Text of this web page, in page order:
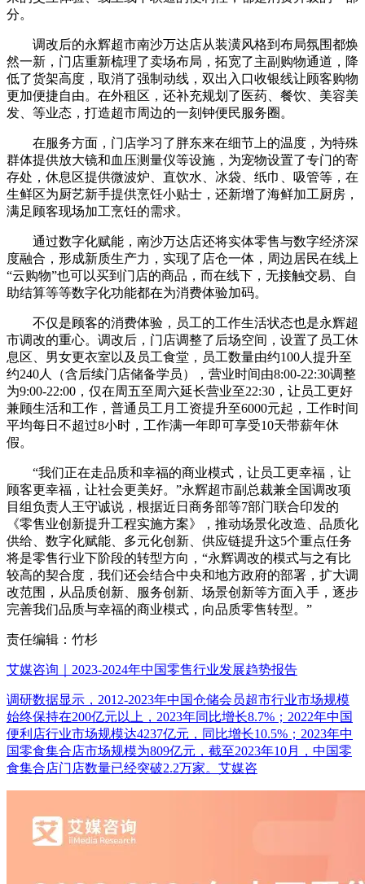
分。
调改后的永辉超市南沙万达店从装潢风格到布局氛围都焕
然一新，门店重新梳理了卖场布局，拓宽了主副购物通道，降
低了货架高度，取消了强制动线，双出入口收银线让顾客购物
更加便捷自由。在外租区，还补充规划了医药、餐饮、美容美
发、等业态，打造超市周边的一刻钟便民服务圈。
在服务方面，门店学习了胖东来在细节上的温度，为特殊
群体提供放大镜和血压测量仪等设施，为宠物设置了专门的寄
存处，休息区提供微波炉、直饮水、冰袋、纸巾、吸管等，在
生鲜区为厨艺新手提供烹饪小贴士，还新增了海鲜加工厨房，
满足顾客现场加工烹饪的需求。
通过数字化赋能，南沙万达店还将实体零售与数字经济深
度融合，形成新质生产力，实现了店仓一体，周边居民在线上
“云购物”也可以买到门店的商品，而在线下，无接触交易、自
助结算等等数字化功能都在为消费体验加码。
不仅是顾客的消费体验，员工的工作生活状态也是永辉超
市调改的重心。调改后，门店调整了后场空间，设置了员工休
息区、男女更衣室以及员工食堂，员工数量由约100人提升至
约240人（含后续门店储备学员），营业时间由8:00-22:30调整
为9:00-22:00，仅在周五至周六延长营业至22:30，让员工更好
兼顾生活和工作，普通员工月工资提升至6000元起，工作时间
平均每日不超过8小时，工作满一年即可享受10天带薪年休
假。
“我们正在走品质和幸福的商业模式，让员工更幸福，让
顾客更幸福，让社会更美好。”永辉超市副总裁兼全国调改项
目组负责人王守诚说，根据近日商务部等7部门联合印发的
《零售业创新提升工程实施方案》，推动场景化改造、品质化
供给、数字化赋能、多元化创新、供应链提升这5个重点任务
将是零售行业下阶段的转型方向，“永辉调改的模式与之有比
较高的契合度，我们还会结合中央和地方政府的部署，扩大调
改范围，从品质创新、服务创新、场景创新等方面入手，逐步
完善我们品质与幸福的商业模式，向品质零售转型。”
责任编辑：竹杉
艾媒咨询｜2023-2024年中国零售行业发展趋势报告
调研数据显示，2012-2023年中国仓储会员超市行业市场规模
始终保持在200亿元以上，2023年同比增长8.7%；2022年中国
便利店行业市场规模达4237亿元，同比增长10.5%；2023年中
国零食集合店市场规模为809亿元，截至2023年10月，中国零
食集合店门店数量已经突破2.2万家。艾媒咨